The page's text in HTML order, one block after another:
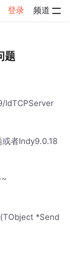
登录 频道
题
IdTCPServer
或者Indy9.0.18
*Send